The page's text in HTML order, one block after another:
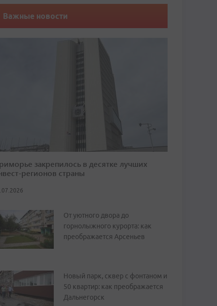
Важные новости
закрепилось в десятке лучших
регионов страны
От уютного двора до
горнолыжного курорта: как
преображается Арсеньев
Новый парк, сквер с фонтаном и
50 квартир: как преображается
Дальнегорск